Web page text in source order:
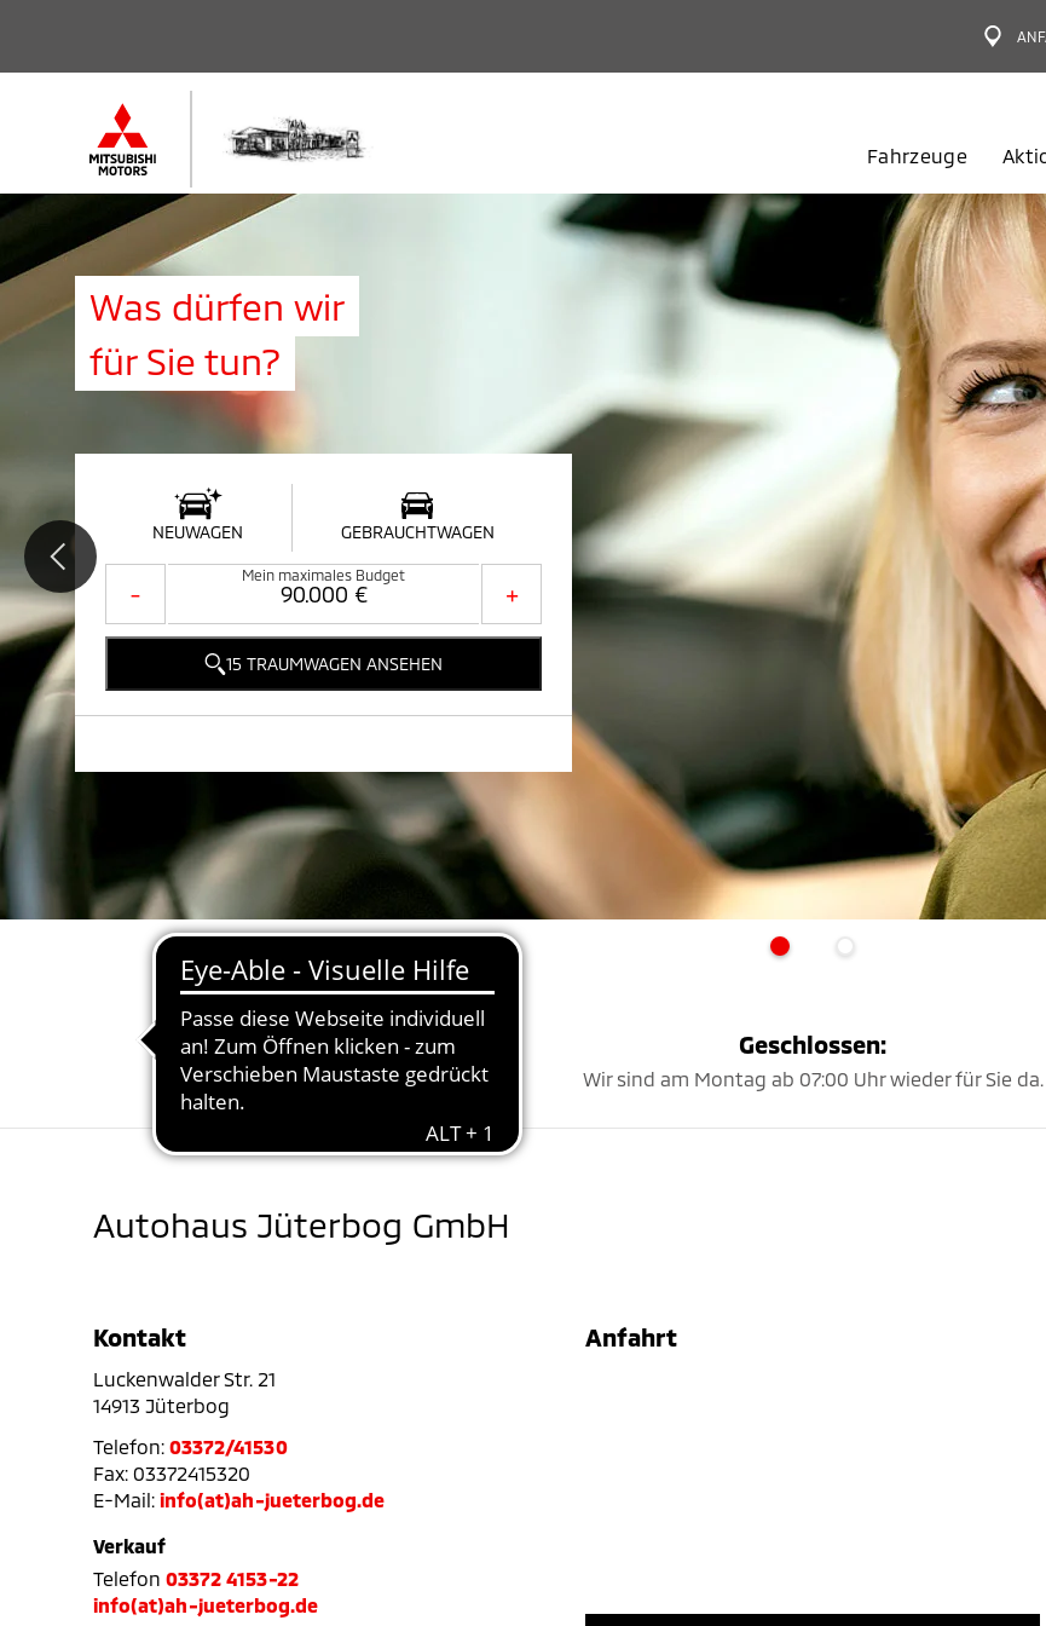
Fahrzeuge
Was dürfen wir
für Sie tun?
NEUWAGEN GEBRAUCHTWAGEN
-
Mein maximales Budget
+
15 TRAUMWAGEN ANSEHEN
Geschlossen:
Wir sind am Montag ab 07:00 Uhr wieder für Sie da.
Autohaus Jüterbog GmbH
Kontakt
Luckenwalder Str. 21
14913 Jüterbog
Telefon: 03372/41530
Fax: 03372415320
E-Mail: info(at)ah-jueterbog.de
Verkauf
Telefon 03372 4153-22
info(at)ah-jueterbog.de
Anfahrt